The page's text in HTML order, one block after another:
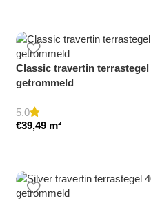
Classic travertin terrastegel
getrommeld
5.0
€39,49 m²